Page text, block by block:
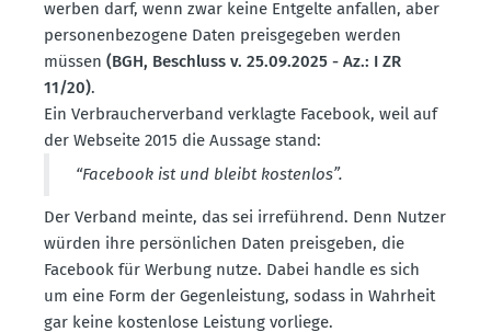
werben darf, wenn zwar keine Entgelte anfallen, aber
perso­nen­be­zogene Daten preis­ge­geben werden
müssen (BGH, Beschluss v. 25.09.2025 - Az.: I ZR
11/20).
Ein Verbrau­cher­verband verklagte Facebook, weil auf
der Webseite 2015 die Aussage stand:
“Facebook ist und bleibt kostenlos”.
Der Verband meinte, das sei irreführend. Denn Nutzer
würden ihre persön­lichen Daten preis­geben, die
Facebook für Werbung nutze. Dabei handle es sich
um eine Form der Gegen­leistung, sodass in Wahrheit
gar keine kostenlose Leistung vorliege.